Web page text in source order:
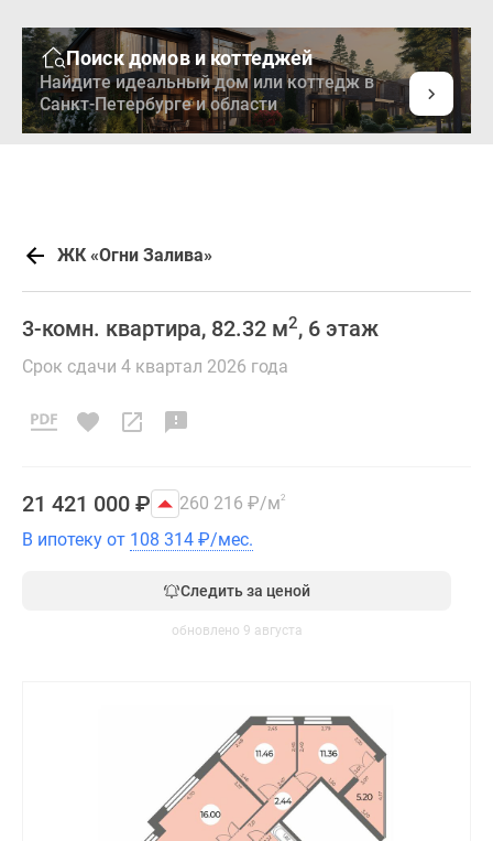
Поиск домов и коттеджей
Найдите идеальный дом или коттедж в
Санкт-Петербурге и области
ЖК «Огни Залива»
3-комн. квартира, 82.32 м2, 6 этаж
Срок сдачи 4 квартал 2026 года
21 421 000 ₽ 260 216 ₽/м2
В ипотеку от 108 314 ₽/мес.
Следить за ценой
обновлено 9 августа